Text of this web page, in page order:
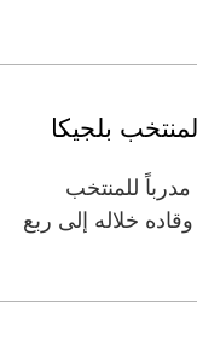
بلجيكا
للمنتخب
الذي تولاه منذ فبراير 2025، وقاده خلاله إلى ربع